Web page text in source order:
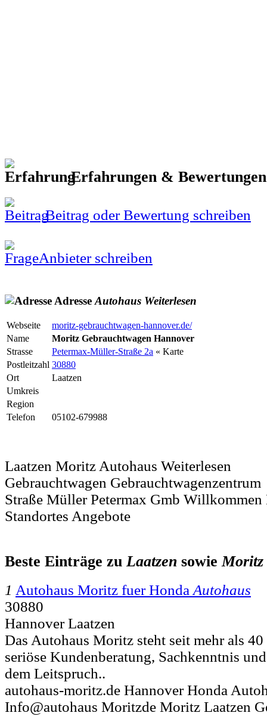
Erfahrungen &
Beitrag oder Bewertung schreiben
Anbieter schreiben
Adresse Autohaus Weiterlesen
Webseite
moritz-gebrauchtwagen-hannover.de/
Name
Moritz Gebrauchtwagen Hannover
Strasse
Petermax-Müller-Straße 2a « Karte
Postleitzahl 30880
Ort
Laatzen
Umkreis
Region
Telefon
05102-679988
Laatzen Moritz Autohaus Weiterlesen
Gebrauchtwagen Gebrauchtwagenzentrum
Straße Müller Petermax Gmb Willkommen
Standortes Angebote
Beste Einträge zuLaatzen sowieMoritz
1 Autohaus Moritz fuer Honda Autohaus
30880
Hannover Laatzen
Das Autohaus Moritz steht seit mehr als 40
seriöse Kundenberatung, Sachkenntnis
dem Leitspruch..
autohaus-moritz.de Hannover Honda
Info@autohaus Moritzde Moritz Laatzen